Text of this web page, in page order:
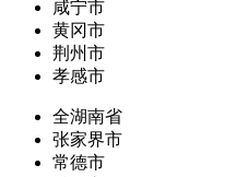
咸宁市
黄冈市
荆州市
孝感市
全湖南省
张家界市
常德市